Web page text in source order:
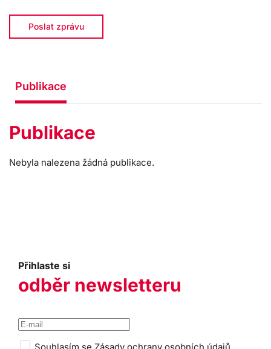
Poslat zprávu
Publikace
Publikace
Nebyla nalezena žádná publikace.
Přihlaste si
odběr newsletteru